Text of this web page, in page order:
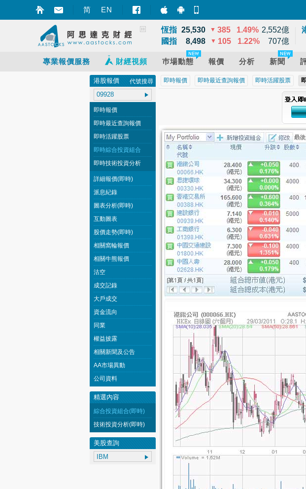
简 EN 智財迅 (iPhone)
上證
3,900
恆指 25,530 ▼ 385 1.49% 2,552億
國指
8,498 ▼ 105 1.22% 707億
專業報價服務 財經視頻 巿場動態 報價 分析 新聞
即時報價 即時最近查詢報價 即時活躍股票
港股報價 代號搜尋
即時報價
即時最近查詢報價
即時活躍股票
即時綜合投資組合
即時技術投資分析
詳細報價(即時)
派息紀錄
圖表分析(即時)
互動圖表
股價走勢(即時)
相關窩輪報價
相關牛熊報價
沽空
成交記錄
大戶成交
資金流向
同業
權益披露
相關新聞及公告
AA市場異動
公司資料
精選內容
綜合投資組合(即時)
技術投資分析(即時)
美股查詢